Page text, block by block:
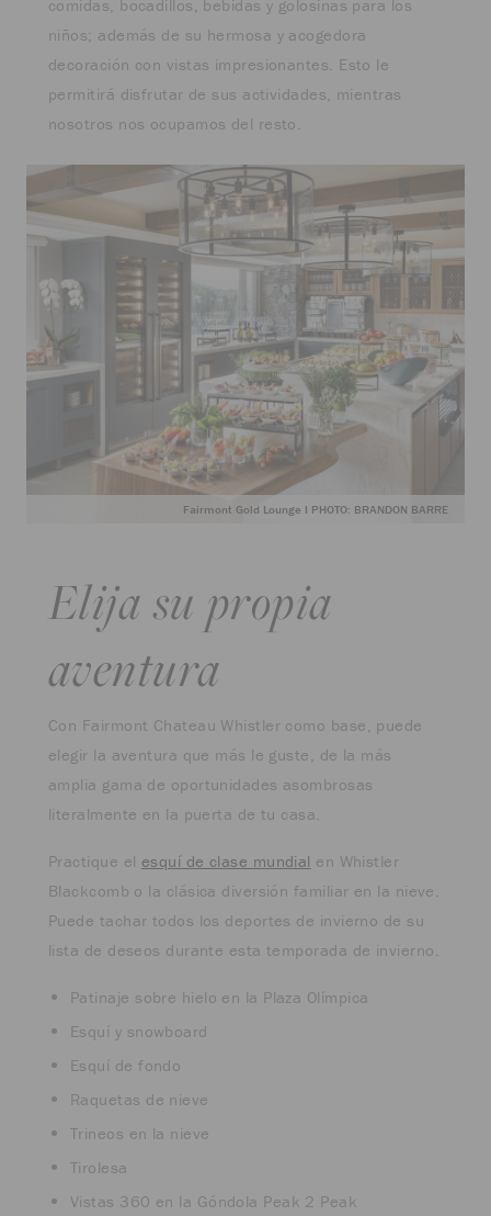
comidas, bocadillos, bebidas y golosinas para los
niños; además de su hermosa y acogedora
decoración con vistas impresionantes. Esto le
permitirá disfrutar de sus actividades, mientras
nosotros nos ocupamos del resto.
Fairmont Gold Lounge I PHOTO: BRANDON BARRE
Elija su propia
aventura
Con Fairmont Chateau Whistler como base, puede
elegir la aventura que más le guste, de la más
amplia gama de oportunidades asombrosas
literalmente en la puerta de tu casa.
Practique el esquí de clase mundial en Whistler
Blackcomb o la clásica diversión familiar en la nieve.
Puede tachar todos los deportes de invierno de su
lista de deseos durante esta temporada de invierno.
Patinaje sobre hielo en la Plaza Olímpica
Esquí y snowboard
Esquí de fondo
Raquetas de nieve
Trineos en la nieve
Tirolesa
Vistas 360 en la Góndola Peak 2 Peak